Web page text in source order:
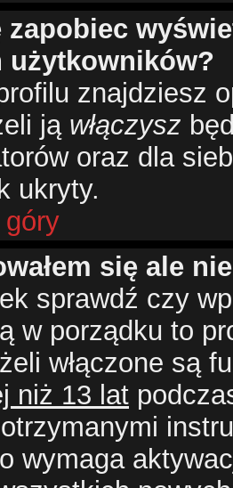
zapobiec
użytkowników?
znajdziesz
ją włączysz
oraz dla
ukryty.
się ale
sprawdź czy
w porządku to
włączone są
niż 13 lat
wymaga